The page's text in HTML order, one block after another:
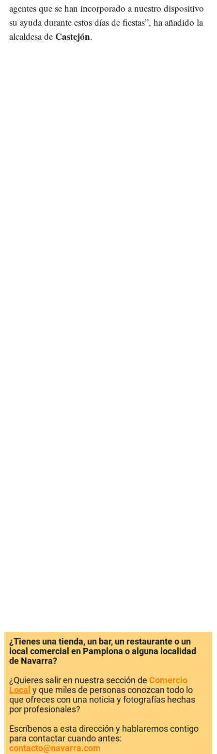
agentes que se han incorporado a nuestro dispositivo
su ayuda durante estos días de fiestas”, ha añadido la
alcaldesa de Castejón.
¿Tienes una tienda, un bar, un restaurante o un
local comercial en Pamplona o alguna localidad
de Navarra?
¿Quieres salir en nuestra sección de Comercio
Local y que miles de personas conozcan todo lo
que ofreces con una noticia y fotografías hechas
por profesionales?
Escríbenos a esta dirección y hablaremos contigo
para contactar cuando antes:
contacto@navarra.com